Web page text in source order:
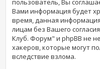
Вами информация будет
время, данная
лицам без Вашего
Клуб. Форум" и phpBB не
хакеров, которые могут
вследствие взлома.